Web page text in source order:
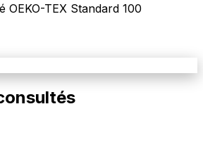
OEKO-TEX Standard 100